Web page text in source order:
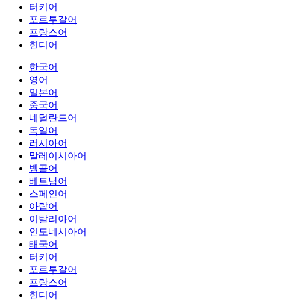
터키어
포르투갈어
프랑스어
힌디어
한국어
영어
일본어
중국어
네덜란드어
독일어
러시아어
말레이시아어
벵골어
베트남어
스페인어
아랍어
이탈리아어
인도네시아어
태국어
터키어
포르투갈어
프랑스어
힌디어